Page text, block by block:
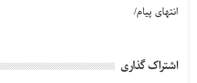
انتهای پیام/
اشتراک گذاری